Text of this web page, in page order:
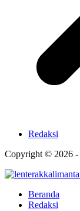
Redaksi
Copyright © 2026 -
Beranda
Redaksi